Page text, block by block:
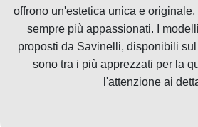
offrono un'estetica unica e
sempre più appassionati. I
proposti da Savinelli, disponibili
sono tra i più apprezzati per la
l'attenzione ai